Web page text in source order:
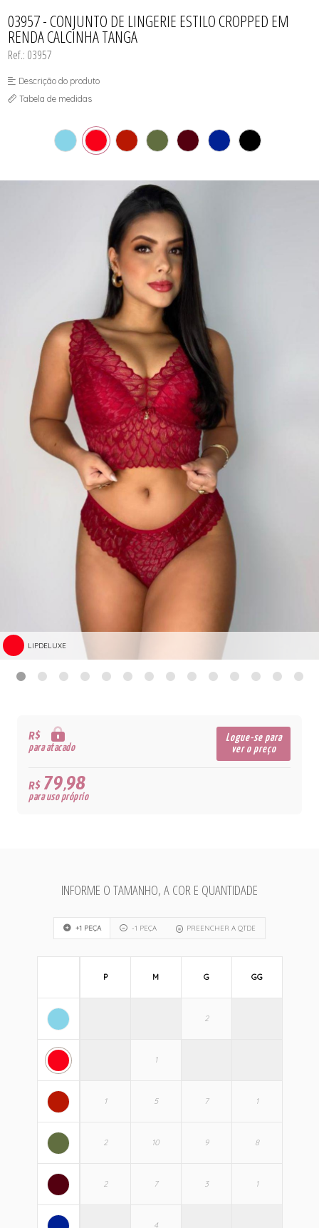
CONJUNTO
CONJUNTO BIQUÍNI
MAIÔ
TOP
03957 - CONJUNTO DE LINGERIE ESTILO CROPPED EM
RENDA CALCINHA TANGA
Ref.: 03957
Descrição do produto
Tabela de medidas
LIPDELUXE
R$
para atacado
Logue-se para
ver o preço
R$79,98
para uso próprio
INFORME O TAMANHO, A COR E QUANTIDADE
+1 PEÇA -1 PEÇA PREENCHER A QTDE
P M G GG